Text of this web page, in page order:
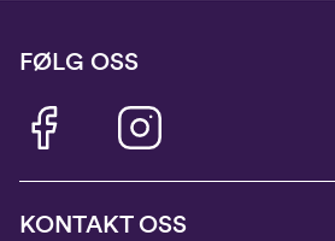
FØLG OSS
KONTAKT OSS